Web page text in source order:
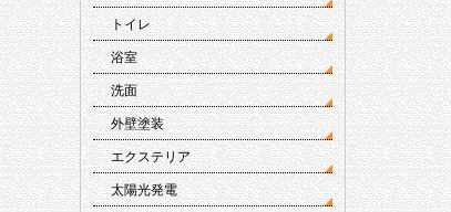
トイレ
浴室
洗面
外壁塗装
エクステリア
太陽光発電